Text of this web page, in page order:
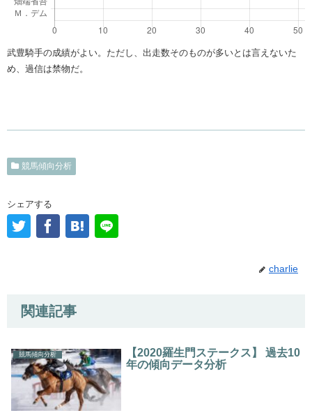
武豊騎手の成績がよい。ただし、出走数そのものが多いとは言えないた
め、過信は禁物だ。
競馬傾向分析
シェアする
charlie
関連記事
競馬傾向分析
【2020羅生門ステークス】 過去10
年の傾向データ分析